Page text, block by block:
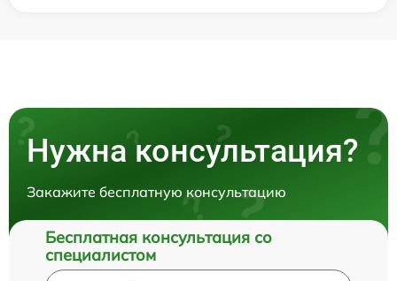
Нужна консультация?
Закажите бесплатную консультацию
Бесплатная консультация со
специалистом